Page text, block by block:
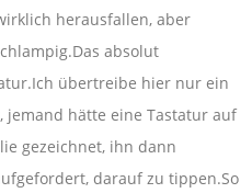
herausfallen, aber
absolut
übertreibe hier nur ein
jemand hätte eine Tastatur auf
gezeichnet, ihn dann
darauf zu tippen.So